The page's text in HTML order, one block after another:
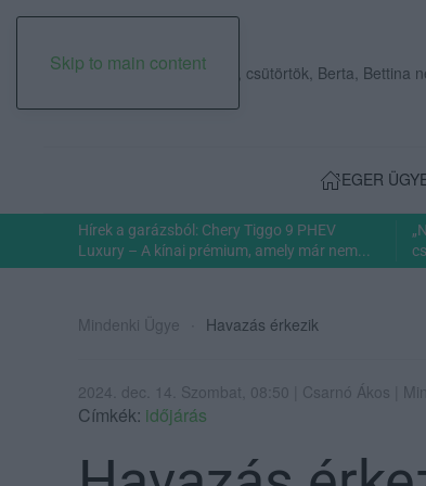
Skip to main content
2026. augusztus 06., csütörtök, Berta, Bettina
EGER
Hírek a garázsból: Chery Tiggo 9 PHEV
Luxury – A kínai prémium, amely már nem...
Mindenki Ügye Havazás érkezik
2024. dec. 14. Szombat, 08:50 | Csarnó Ákos |
Címkék: időjárás